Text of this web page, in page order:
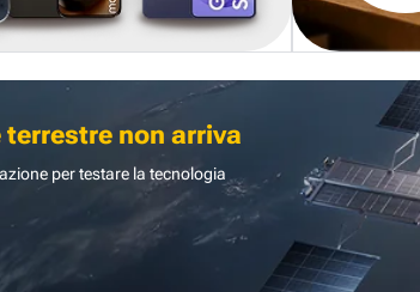
non arriva
per testare la tecnologia